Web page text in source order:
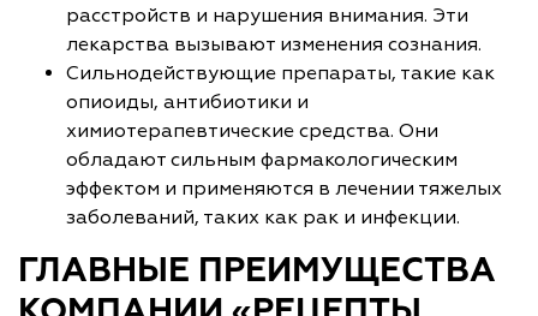
расстройств и нарушения внимания. Эти
лекарства вызывают изменения сознания.
Сильнодействующие препараты, такие как
опиоиды, антибиотики и
химиотерапевтические средства. Они
обладают сильным фармакологическим
эффектом и применяются в лечении тяжелых
заболеваний, таких как рак и инфекции.
ГЛАВНЫЕ ПРЕИМУЩЕСТВА